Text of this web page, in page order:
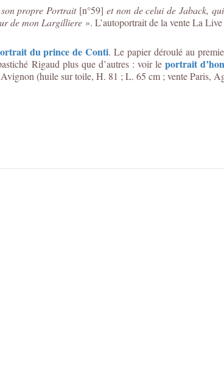
propre Portrait[n°59] et non de celui de Jaback,
de mon Largilliere ». L’autoportrait de la vente La
du prince de Conti. Le papier déroulé au
Rigaud plus que d’autres : voir le portrait
(huile sur toile, H. 81 ; L. 65 cm ; vente Paris,